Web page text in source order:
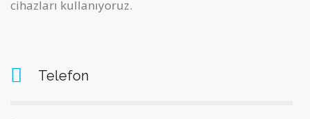
cihazları kullanıyoruz.
Telefon